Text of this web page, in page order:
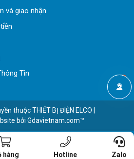
và giao nhận
Tin
thuộcTHIẾT BỊ ĐIỆN ELCO
bởi Gdavietnam.com™
hàng Hotline Zalo